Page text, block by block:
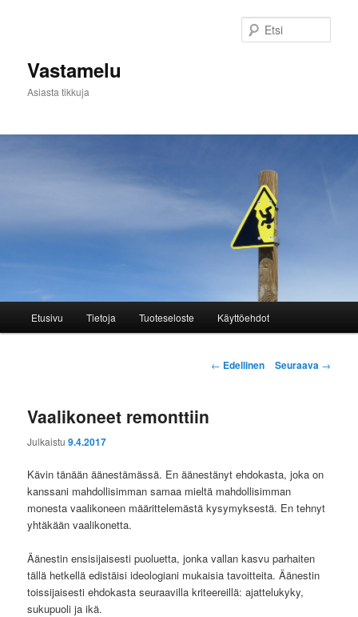
Vastamelu
Asiasta tikkuja
Etusivu Tietoja Tuoteseloste Käyttöehdot
Artikkelien
← Edellinen Seuraava →
Vaalikoneet remonttiin
Julkaistu9.4.2017
Kävin tänään äänestämässä. En äänestänyt ehdokasta, joka on
kanssani mahdollisimman samaa mieltä mahdollisimman
monesta vaalikoneen määrittelemästä kysymyksestä. En tehnyt
yhtäkään vaalikonetta.
Äänestin ensisijaisesti puoluetta, jonka vallan kasvu parhaiten
tällä hetkellä edistäisi ideologiani mukaisia tavoitteita. Äänestin
toissijaisesti ehdokasta seuraavilla kriteereillä: ajattelukyky,
sukupuoli ja ikä.